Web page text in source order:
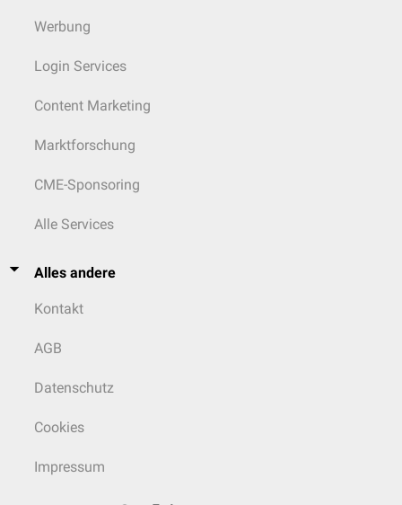
Werbung
Login Services
Content Marketing
Marktforschung
CME-Sponsoring
Alle Services
Alles andere
Kontakt
AGB
Datenschutz
Cookies
Impressum